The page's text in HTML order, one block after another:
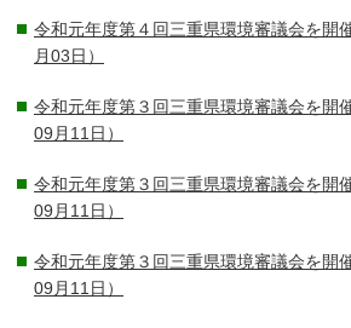
令和元年度第４回三重県環境審議会を開
月03日）
令和元年度第３回三重県環境審議会を開
09月11日）
令和元年度第３回三重県環境審議会を開
09月11日）
令和元年度第３回三重県環境審議会を開
09月11日）